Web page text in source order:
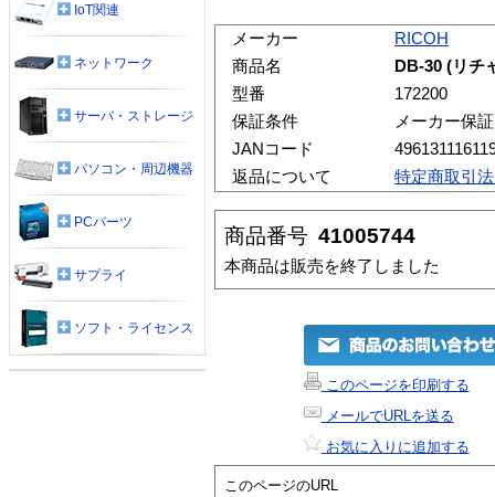
メーカー
RICOH
商品名
DB-30 (リチ
型番
172200
保証条件
メーカー保証
JANコード
返品について
特定商取引
商品番号 41005744
本商品は販売を終了しました
このページを印刷する
メールでURLを送る
お気に入りに追加する
このページのURL
IoT関連
ネットワーク
サーバ・ストレージ
パソコン・周辺機器
PCパーツ
サプライ
ソフト・ライセンス